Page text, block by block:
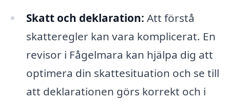
Skatt och deklaration: Att förstå
skatteregler kan vara komplicerat. En
revisor i Fågelmara kan hjälpa dig att
optimera din skattesituation och se till
att deklarationen görs korrekt och i